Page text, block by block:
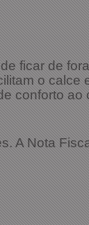
ficar de
o
conforto ao
A Nota